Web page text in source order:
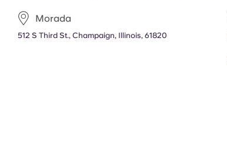
Morada
512 S Third St., Champaign, Illinois, 61820